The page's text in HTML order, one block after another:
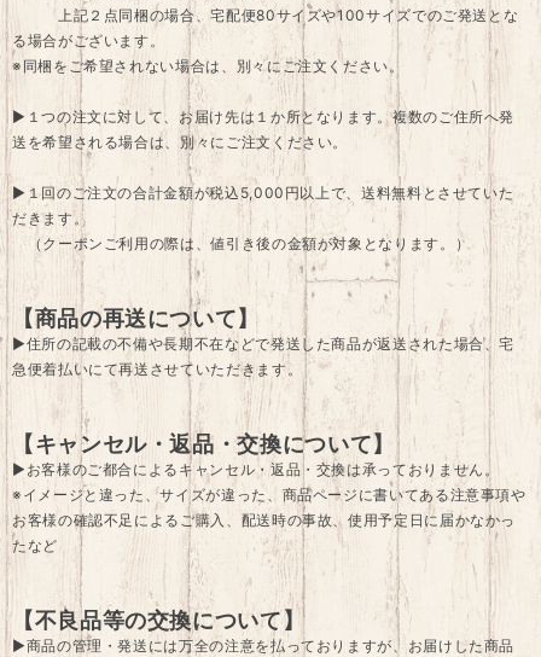
上記２点同梱の場合、宅配便80サイズや100サイズでのご発送とな
る場合がございます。
※同梱をご希望されない場合は、別々にご注文ください。
▶１つの注文に対して、お届け先は１か所となります。複数のご住所へ発
送を希望される場合は、別々にご注文ください。
▶１回のご注文の合計金額が税込5,000円以上で、送料無料とさせていた
だきます。
（クーポンご利用の際は、値引き後の金額が対象となります。）
【商品の再送について】
▶住所の記載の不備や長期不在などで発送した商品が返送された場合、宅
急便着払いにて再送させていただきます。
【キャンセル・返品・交換について】
▶お客様のご都合によるキャンセル・返品・交換は承っておりません。
※イメージと違った、サイズが違った、商品ページに書いてある注意事項や
お客様の確認不足によるご購入、配送時の事故、使用予定日に届かなかっ
たなど
【不良品等の交換について】
▶商品の管理・発送には万全の注意を払っておりますが、お届けした商品